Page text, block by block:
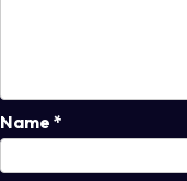
Name *